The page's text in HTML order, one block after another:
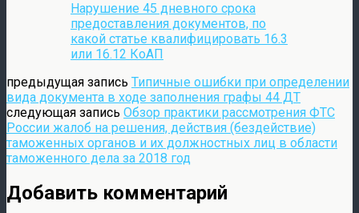
Нарушение 45 дневного срока
предоставления документов, по
какой статье квалифицировать 16.3
или 16.12 КоАП
предыдущая запись Типичные ошибки при определении
вида документа в ходе заполнения графы 44 ДТ
следующая запись Обзор практики рассмотрения ФТС
России жалоб на решения, действия (бездействие)
таможенных органов и их должностных лиц в области
таможенного дела за 2018 год
Добавить комментарий